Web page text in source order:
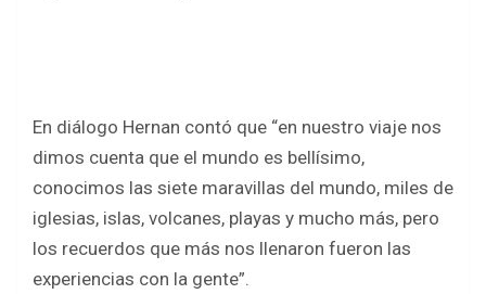
En diálogo Hernan contó que “en nuestro viaje nos
dimos cuenta que el mundo es bellísimo,
conocimos las siete maravillas del mundo, miles de
iglesias, islas, volcanes, playas y mucho más, pero
los recuerdos que más nos llenaron fueron las
experiencias con la gente”.